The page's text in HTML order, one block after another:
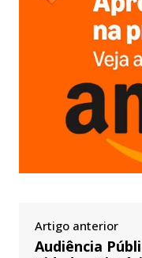
Artigo anterior
Audiência